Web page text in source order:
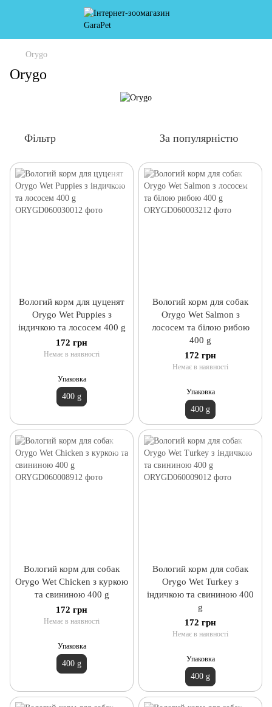
Orygo
Orygo
Фільтр За популярністю
Вологий корм для цуценят
Orygo Wet Puppies з
індичкою та лососем 400 g
172 грн
Немає в наявності
Упаковка
400 g
Вологий корм для собак
Orygo Wet Salmon з
лососем та білою рибою
400 g
172 грн
Немає в наявності
Упаковка
400 g
Вологий корм для собак
Orygo Wet Chicken з куркою
та свининою 400 g
172 грн
Немає в наявності
Упаковка
400 g
Вологий корм для собак
Orygo Wet Turkey з
індичкою та свининою 400
g
172 грн
Немає в наявності
Упаковка
400 g